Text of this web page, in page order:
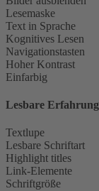
Lesemaske
Text in Sprache
Kognitives Lesen
Navigationstasten
Hoher Kontrast
Einfarbig
Lesbare Erfahrung
Textlupe
Lesbare Schriftart
Highlight titles
Link-Elemente
Schriftgröße